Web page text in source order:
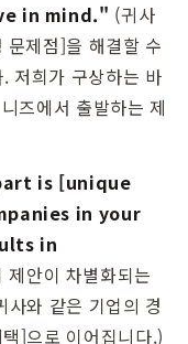
in mind." (귀사
제점]을 해결할 수
저희가 구상하는 바
즈에서 출발하는 제
is [unique
in your
in
제안이 차별화되는
와 같은 기업의 경
]으로 이어집니다.)